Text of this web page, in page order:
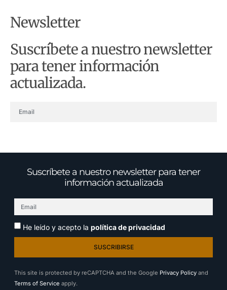
Newsletter
Suscríbete a nuestro newsletter
para tener información
actualizada.
Suscríbete a nuestro newsletter para tener
información actualizada
He leído y acepto la política de privacidad
SUSCRIBIRSE
This site is protected by reCAPTCHA and the Google Privacy Policy and
Terms of Service apply.